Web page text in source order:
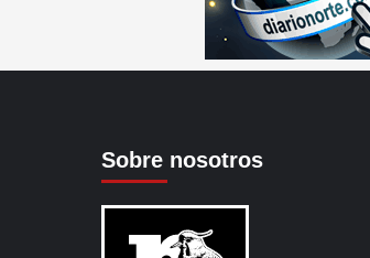
Sobre nosotros